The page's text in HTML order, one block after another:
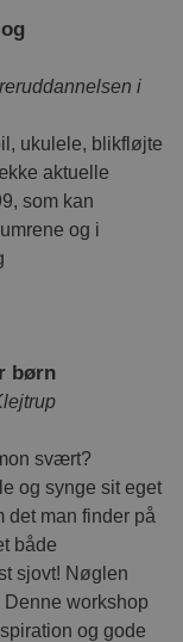
i
ukulele, blikfløjte
aktuelle
som kan
og i
børn
svært?
og synge sit eget
det man finder på
både
sjovt! Nøglen
workshop
og gode